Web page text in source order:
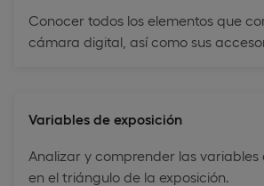
Conocer todos los elementos que
cámara digital, así como sus
Variables de exposición
Analizar y comprender las variables
en el triángulo de la exposición.